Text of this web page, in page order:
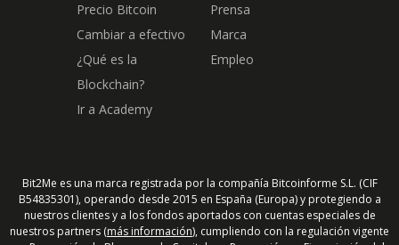
Precio Bitcoin
Cambiar a efectivo
¿Qué es la
Blockchain?
Ir a Academy
Prensa
Marca
Empleo
Bit2Me es una marca registrada por la compañía Bitcoinforme S.L. (CIF
B54835301), operando desde 2015 en España (Europa) y protegiendo a
nuestros clientes y a los fondos aportados con cuentas especiales de
nuestros partners (más información), cumpliendo con la regulación vigente